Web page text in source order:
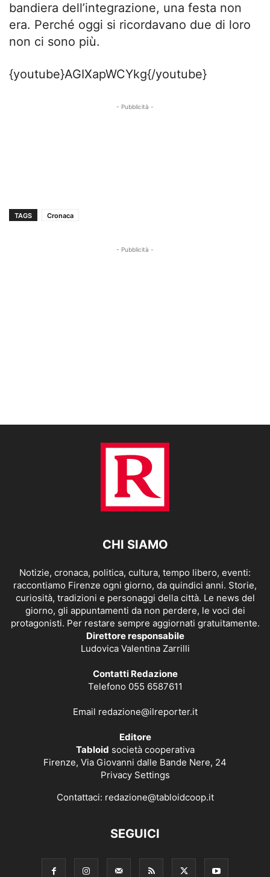
bandiera dell’integrazione, una festa non
era. Perché oggi si ricordavano due di loro
non ci sono più.
{youtube}AGIXapWCYkg{/youtube}
- Pubblicità -
TAGS Cronaca
- Pubblicità -
CHI SIAMO
Notizie, cronaca, politica, cultura, tempo libero, eventi:
raccontiamo Firenze ogni giorno, da quindici anni. Storie,
curiosità, tradizioni e personaggi della città. Le news del
giorno, gli appuntamenti da non perdere, le voci dei
protagonisti. Per restare sempre aggiornati gratuitamente.
Direttore responsabile
Ludovica Valentina Zarrilli
Contatti Redazione
Telefono 055 6587611
Email redazione@ilreporter.it
Editore
Tabloid società cooperativa
Firenze, Via Giovanni dalle Bande Nere, 24
Privacy Settings
Contattaci: redazione@tabloidcoop.it
SEGUICI